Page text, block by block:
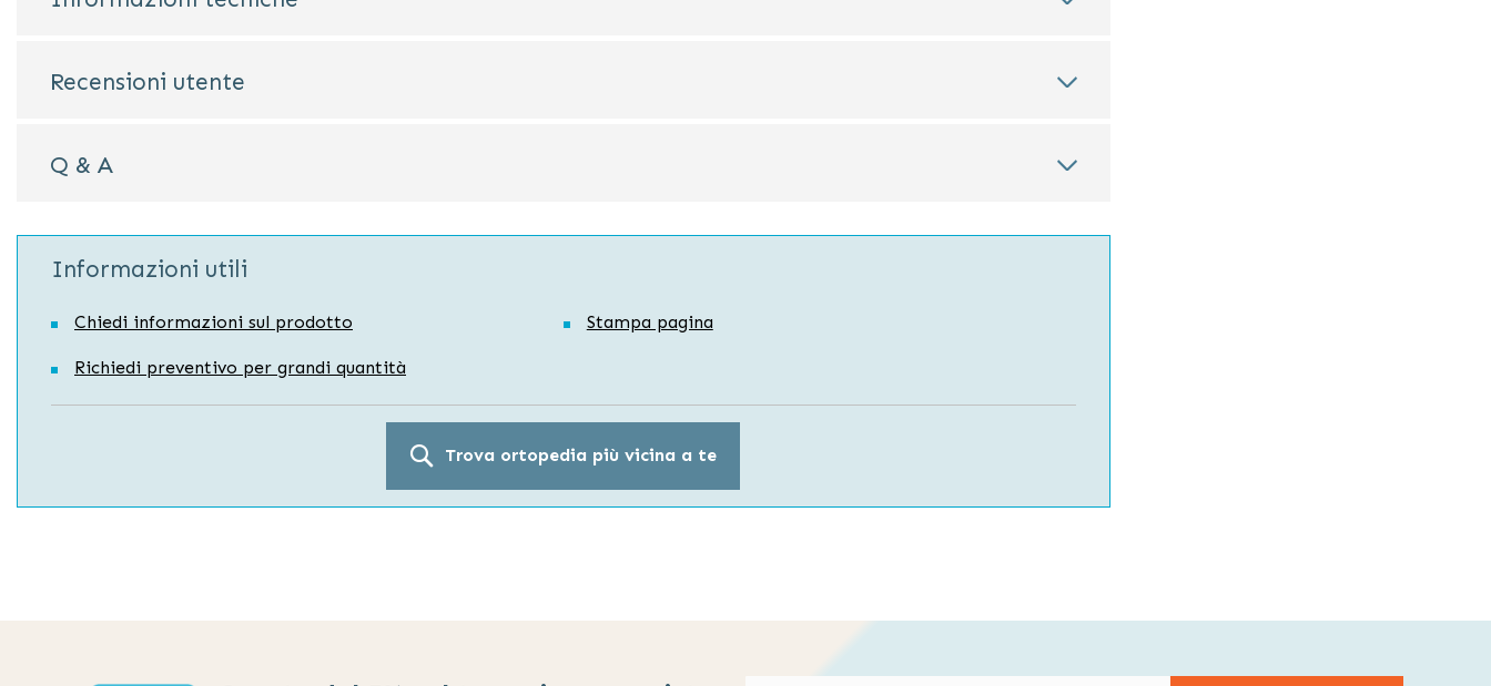
Recensioni utente
Q & A
Informazioni utili
Chiedi informazioni sul prodotto Stampa pagina
Richiedi preventivo per grandi quantità
Trova ortopedia più vicina a te